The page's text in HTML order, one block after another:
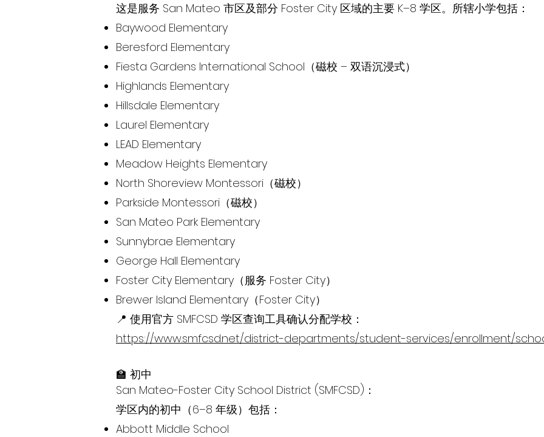
这是服务 San Mateo 市区及部分 Foster City 区域的主要 K–8 学区。所辖小学包括：
Baywood Elementary
Beresford Elementary
Fiesta Gardens International School（磁校 – 双语沉浸式）
Highlands Elementary
Hillsdale Elementary
Laurel Elementary
LEAD Elementary
Meadow Heights Elementary
North Shoreview Montessori（磁校）
Parkside Montessori（磁校）
San Mateo Park Elementary
Sunnybrae Elementary
George Hall Elementary
Foster City Elementary（服务 Foster City）
Brewer Island Elementary（Foster City）
📍 使用官方 SMFCSD 学区查询工具确认分配学校：
https://www.smfcsd.net/district-departments/student-services/enrollment/
🏫 初中
San Mateo-Foster City School District (SMFCSD)：
学区内的初中（6–8 年级）包括：
Abbott Middle School